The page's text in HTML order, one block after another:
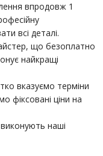
впродовж 1
всі деталі.
що безоплатно
найкращі
вказуємо терміни
фіксовані ціни на
наші